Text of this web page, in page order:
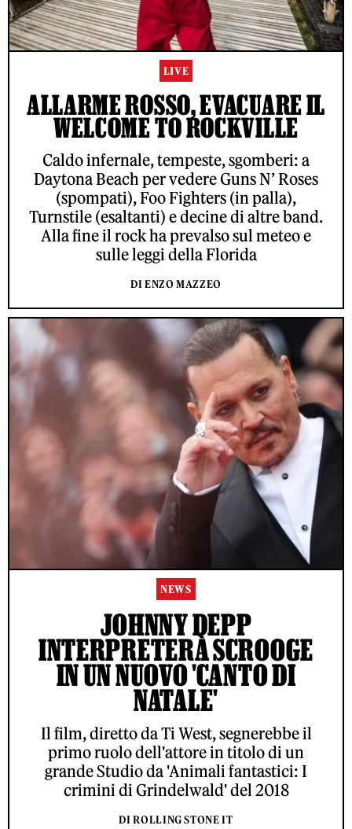
LIVE
ALLARME ROSSO, EVACUARE IL
WELCOME TO ROCKVILLE
Caldo infernale, tempeste, sgomberi: a
Daytona Beach per vedere Guns N’ Roses
(spompati), Foo Fighters (in palla),
Turnstile (esaltanti) e decine di altre band.
Alla fine il rock ha prevalso sul meteo e
sulle leggi della Florida
DI ENZO MAZZEO
NEWS
JOHNNY DEPP
INTERPRETERÀ SCROOGE
IN UN NUOVO 'CANTO DI
NATALE'
Il film, diretto da Ti West, segnerebbe il
primo ruolo dell'attore in titolo di un
grande Studio da 'Animali fantastici: I
crimini di Grindelwald' del 2018
DI ROLLING STONE IT